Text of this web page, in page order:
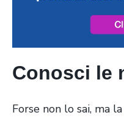
Conosci le
Forse non lo sai, ma